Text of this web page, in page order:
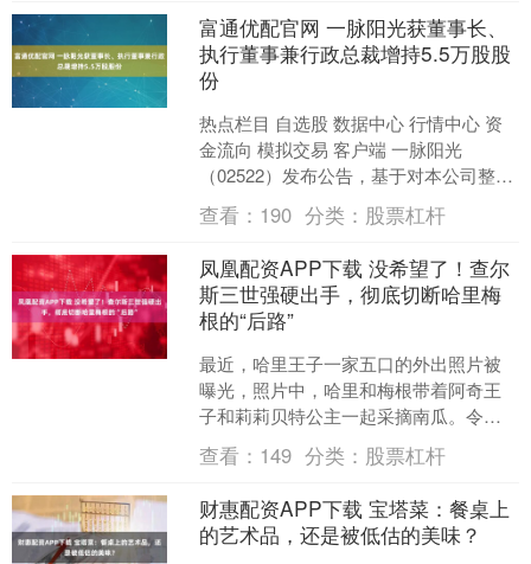
富通优配官网 一脉阳光获董事长、
执行董事兼行政总裁增持5.5万股股
份
热点栏目 自选股 数据中心 行情中心 资
金流向 模拟交易 客户端 一脉阳光
（02522）发布公告，基于对本公司整体
发展前景及增长潜力的信心，为促进本
公司持续、稳....
查看： 190 分类： 股票杠杆
凤凰配资APP下载 没希望了！查尔
斯三世强硬出手，彻底切断哈里梅
根的“后路”
最近，哈里王子一家五口的外出照片被
曝光，照片中，哈里和梅根带着阿奇王
子和莉莉贝特公主一起采摘南瓜。令人
惊讶的是，这次梅根的母亲多利亚·拉格
兰也出现在照片里。看起....
查看： 149 分类： 股票杠杆
财惠配资APP下载 宝塔菜：餐桌上
的艺术品，还是被低估的美味？